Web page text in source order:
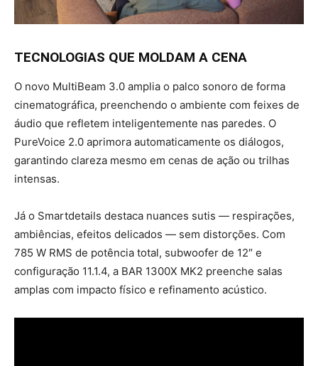
TECNOLOGIAS QUE MOLDAM A CENA
O novo MultiBeam 3.0 amplia o palco sonoro de forma
cinematográfica, preenchendo o ambiente com feixes de
áudio que refletem inteligentemente nas paredes. O
PureVoice 2.0 aprimora automaticamente os diálogos,
garantindo clareza mesmo em cenas de ação ou trilhas
intensas.
Já o Smartdetails destaca nuances sutis — respirações,
ambiências, efeitos delicados — sem distorções. Com
785 W RMS de potência total, subwoofer de 12″ e
configuração 11.1.4, a BAR 1300X MK2 preenche salas
amplas com impacto físico e refinamento acústico.